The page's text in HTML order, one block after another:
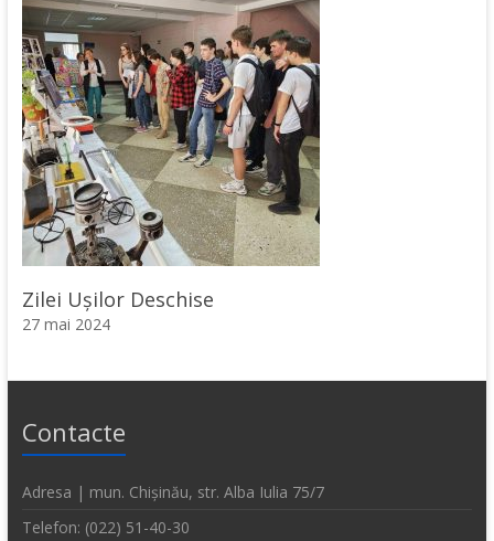
Zilei Ușilor Deschise
27 mai 2024
Contacte
Adresa | mun. Chișinău, str. Alba Iulia 75/7
Telefon: (022) 51-40-30